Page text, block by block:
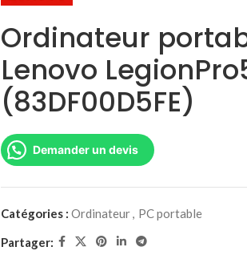
Ordinateur
Lenovo
(83DF00D5FE)
Demander un devis
Catégories : Ordinateur, PC portable
Partager: